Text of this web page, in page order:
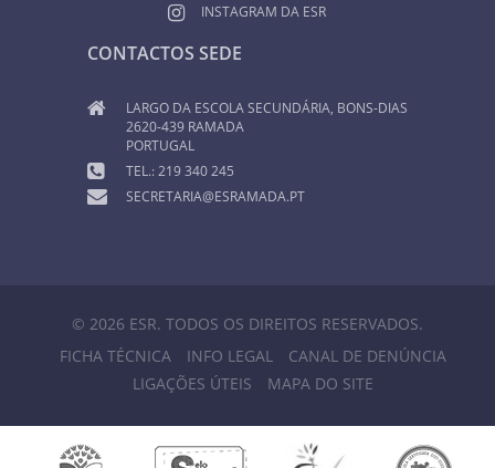
INSTAGRAM DA ESR
CONTACTOS SEDE
LARGO DA ESCOLA SECUNDÁRIA, BONS-DIAS
2620-439 RAMADA
PORTUGAL
TEL.: 219 340 245
SECRETARIA@ESRAMADA.PT
© 2026 ESR. TODOS OS DIREITOS RESERVADOS.
FICHA TÉCNICA
INFO LEGAL
CANAL DE DENÚNCIA
LIGAÇÕES ÚTEIS
MAPA DO SITE